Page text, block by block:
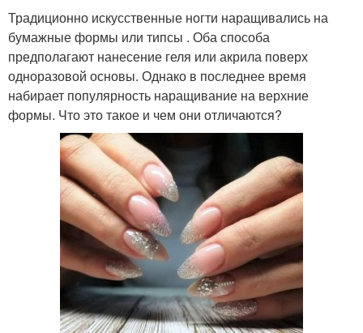
Традиционно искусственные ногти наращивались на
бумажные формы или типсы . Оба способа
предполагают нанесение геля или акрила поверх
одноразовой основы. Однако в последнее время
набирает популярность наращивание на верхние
формы. Что это такое и чем они отличаются?